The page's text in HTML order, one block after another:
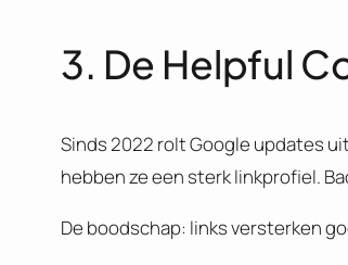
3. De Helpful
Sinds 2022 rolt Google updates
hebben ze een sterk linkprofiel.
De boodschap: links versterken